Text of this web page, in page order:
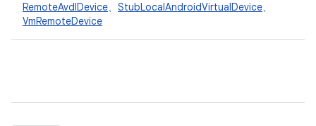
RemoteAvdIDevice、 StubLocalAndroidVirtualDevice、
VmRemoteDevice